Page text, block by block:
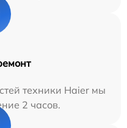
техники Haier мы
2 часов.